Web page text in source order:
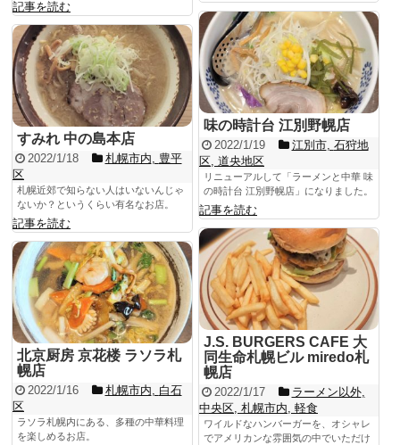
記事を読む
味の時計台 江別野幌店
2022/1/19 江別市, 石狩地
区 道央地区
リニューアルして「ラーメンと中華 味
の時計台 江別野幌店」になりました。
記事を読む
すみれ 中の島本店
2022/1/18 札幌市内
豊平
区
札幌近郊で知らない人はいないんじゃ
ないか？というくらい有名なお店。
記事を読む
J.S. BURGERS CAFE 大
同生命札幌ビル miredo札
幌店
2022/1/17 ラーメン以外,
中央区 札幌市内 軽食
ワイルドなハンバーガーを、オシャレ
でアメリカンな雰囲気の中でいただけ
北京厨房 京花楼 ラソラ札
幌店
2022/1/16 札幌市内
白石
区
ラソラ札幌内にある、多種の中華料理
を楽しめるお店。